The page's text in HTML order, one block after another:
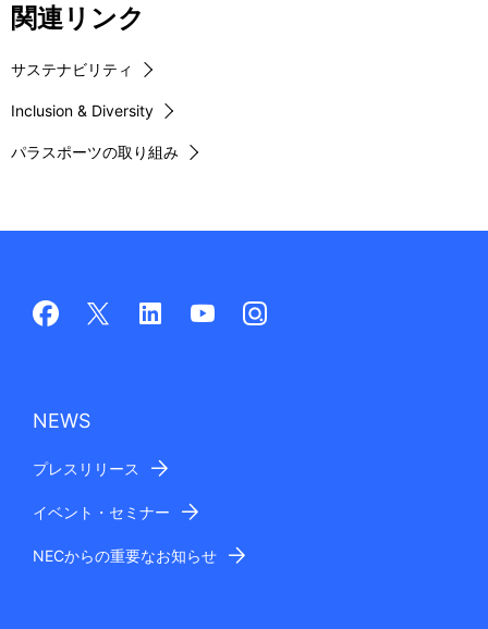
関連リンク
サステナビリティ
Inclusion & Diversity
パラスポーツの取り組み
NEWS
プレスリリース
イベント・セミナー
NECからの重要なお知らせ